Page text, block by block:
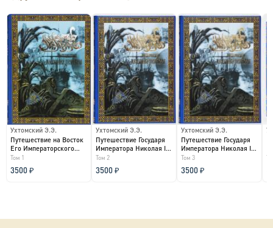
Ухтомский Э.Э.
Путешествие на Восток
Его Императорского
Высочества Государя...
Том 1
3500 ₽
Ухтомский Э.Э.
Путешествие Государя
Императора Николая II
на Восток...
Том 2
3500 ₽
Ухтомский Э.Э.
Путешествие Государя
Императора Николая II
на Восток...
Том 3
3500 ₽